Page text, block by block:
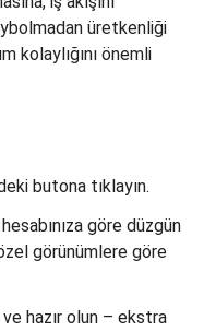
butona tıklayın.
göre düzgün
görünümlere göre
hazır olun – ekstra